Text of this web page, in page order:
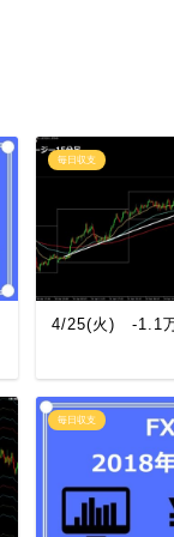
毎日収支
4/25(火) -1.1
毎日収支